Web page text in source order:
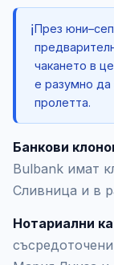
ℹ️През
чакането в
е разумно да
пролетта.
Банкови
Bulbank имат
Сливница и в
Нотариални